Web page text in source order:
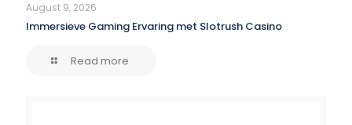
August 9, 2026
Immersieve Gaming Ervaring met Slotrush Casino
Read more